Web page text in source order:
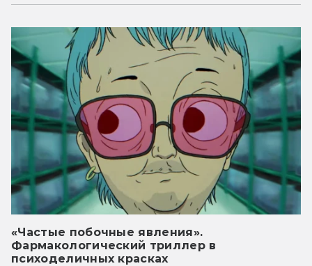
«Частые побочные явления».
Фармакологический триллер в
психоделичных красках